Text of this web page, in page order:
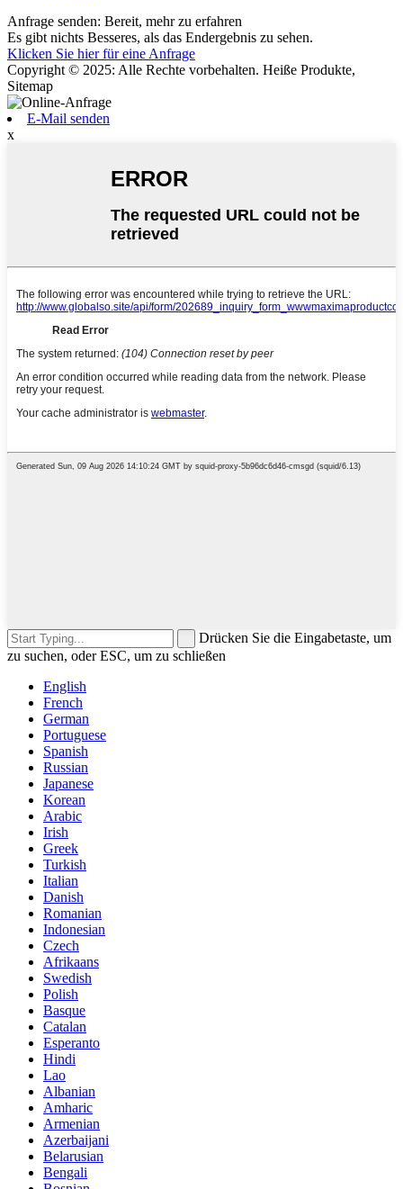
Anfrage senden: Bereit, mehr zu erfahren
Es gibt nichts Besseres, als das Endergebnis zu sehen.
Klicken Sie hier für eine Anfrage
Copyright © 2025: Alle Rechte vorbehalten. Heiße Produkte,
Sitemap
E-Mail senden
x
Drücken Sie die Eingabetaste, um
zu suchen, oder ESC, um zu schließen
English
French
German
Portuguese
Spanish
Russian
Japanese
Korean
Arabic
Irish
Greek
Turkish
Italian
Danish
Romanian
Indonesian
Czech
Afrikaans
Swedish
Polish
Basque
Catalan
Esperanto
Hindi
Lao
Albanian
Amharic
Armenian
Azerbaijani
Belarusian
Bengali